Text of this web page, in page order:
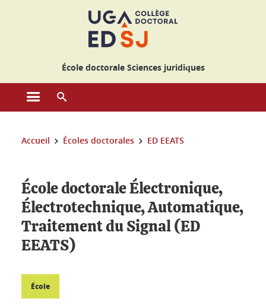
École doctorale Sciences juridiques
Ouvrir le menu principal
Vous êtes ici :
Accueil Écoles doctorales ED EEATS
École doctorale Électronique,
Électrotechnique, Automatique,
Traitement du Signal (ED
EEATS)
École